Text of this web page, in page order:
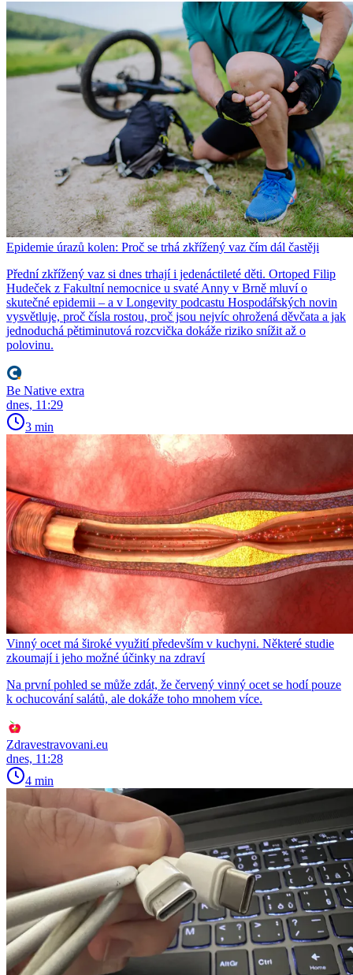
Epidemie úrazů kolen: Proč se trhá zkřížený vaz čím dál častěji
Přední zkřížený vaz si dnes trhají i jedenáctileté děti. Ortoped Filip
Hudeček z Fakultní nemocnice u svaté Anny v Brně mluví o
skutečné epidemii – a v Longevity podcastu Hospodářských novin
vysvětluje, proč čísla rostou, proč jsou nejvíc ohrožená děvčata a jak
jednoduchá pětiminutová rozcvička dokáže riziko snížit až o
polovinu.
Be Native extra
dnes, 11:29
3 min
Vinný ocet má široké využití především v kuchyni. Některé studie
zkoumají i jeho možné účinky na zdraví
Na první pohled se může zdát, že červený vinný ocet se hodí pouze
k ochucování salátů, ale dokáže toho mnohem více.
Zdravestravovani.eu
dnes, 11:28
4 min